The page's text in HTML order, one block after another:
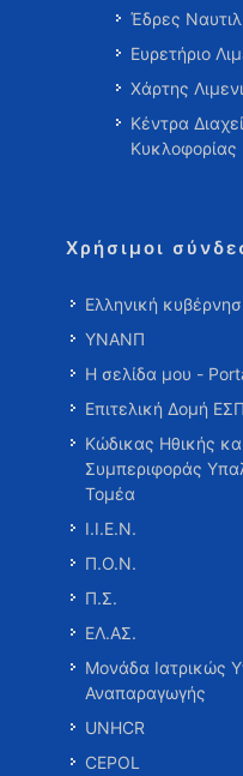
Έδρες
Ευρετήριο
Χάρτης
Κέντρα
Χρήσιμοι
Ελληνική
ΥΝΑΝΠ
Η σελίδα μου -
Επιτελική Δομή
Κώδικας Ηθικής
Συμπεριφοράς
Τομέα
Ι.Ι.Ε.Ν.
Π.Ο.Ν.
Π.Σ.
ΕΛ.ΑΣ.
Μονάδα Ιατρικώς
Αναπαραγωγής
UNHCR
CEPOL